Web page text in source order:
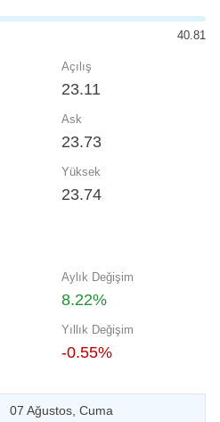
40.81
Açılış
23.11
Ask
23.73
Yüksek
23.74
Aylık Değişim
8.22%
Yıllık Değişim
-0.55%
07 Ağustos, Cuma